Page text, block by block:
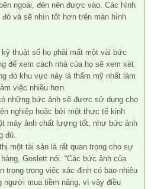
ngoài, đèn nên được vào. Các hình
và sẽ nhìn tốt hơn trên màn hình
thuật số họ phải mất một vài bức
để xem cách nhà của họ sẽ xem xét
đó khu vực này là thẩm mỹ nhất làm
việc nhiều hơn.
những bức ảnh sẽ được sử dụng cho
nghiệp hoặc bởi một thực tế kinh
máy ảnh chất lượng tốt, như bức ảnh
đủ.
một tài sản là rất quan trọng cho sự
Goslett nói. “Các bức ảnh của
trọng trong việc xác định có bao nhiêu
người mua tiềm năng, vì vậy điều